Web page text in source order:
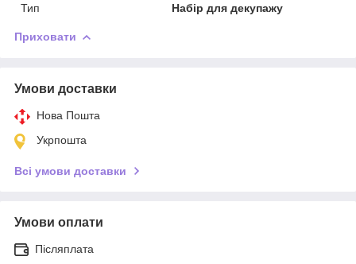
Тип
Набір для декупажу
Приховати
Умови доставки
Нова Пошта
Укрпошта
Всі умови доставки
Умови оплати
Післяплата